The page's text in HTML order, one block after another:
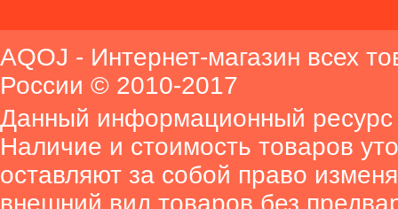
AQOJ - Интернет-магазин всех
России © 2010-2017
Данный информационный ресурс
Наличие и стоимость товаров
оставляют за собой право
внешний вид товаров без